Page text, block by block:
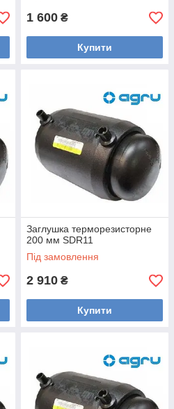
1 600 ₴
Купити
Заглушка терморезисторне
200 мм SDR11
Під замовлення
2 910 ₴
Купити